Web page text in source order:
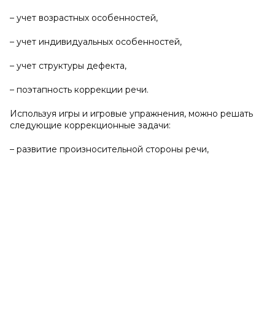
– учет возрастных особенностей,
– учет индивидуальных особенностей,
– учет структуры дефекта,
– поэтапность коррекции речи.
Используя игры и игровые упражнения, можно решать
следующие коррекционные задачи:
– развитие произносительной стороны речи,